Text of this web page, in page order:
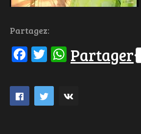
Partagez:
Facebook
Twitter
WhatsApp
Partager